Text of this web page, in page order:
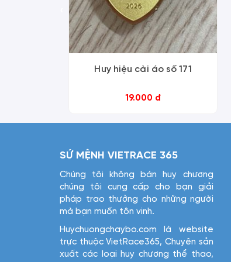
Huy hiệu cài áo số 171
19.000 đ
SỨ MỆNH VIETRACE 365
Chúng tôi không bán huy chương
chúng tôi cung cấp cho bạn giải
pháp trao thưởng cho những người
mà bạn muốn tôn vinh.
Huychuongchaybo.com là website
trực thuộc VietRace365, Chuyên sản
xuất các loại huy chương thể thao,